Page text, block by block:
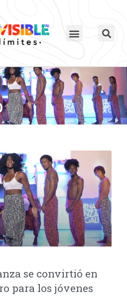
se convirtió en
para los jóvenes